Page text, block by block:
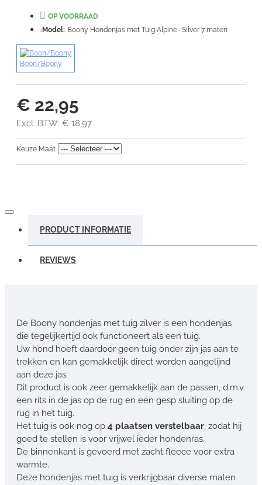
VERDER
€ 22,95
Excl. BTW: € 18,97
OP VOORRAAD
Model: Boony Hondenjas met Tuig Alpine- Silver 7 maten
Boon/Boony
Keuze Maat
PRODUCT INFORMATIE
REVIEWS
De Boony hondenjas met tuig zilver is een hondenjas
die tegelijkertijd ook functioneert als een tuig.
Uw hond hoeft daardoor geen tuig onder zijn jas aan te
trekken en kan gemakkelijk direct worden aangelijnd
aan deze jas.
Dit product is ook zeer gemakkelijk aan de passen, d.m.v.
een rits in de jas op de rug en een gesp sluiting op de
rug in het tuig.
Het tuig is ook nog op 4 plaatsen verstelbaar, zodat hij
goed te stellen is voor vrijwel ieder hondenras.
De binnenkant is gevoerd met zacht fleece voor extra
warmte.
Deze hondenjas met tuig is verkrijgbaar diverse maten